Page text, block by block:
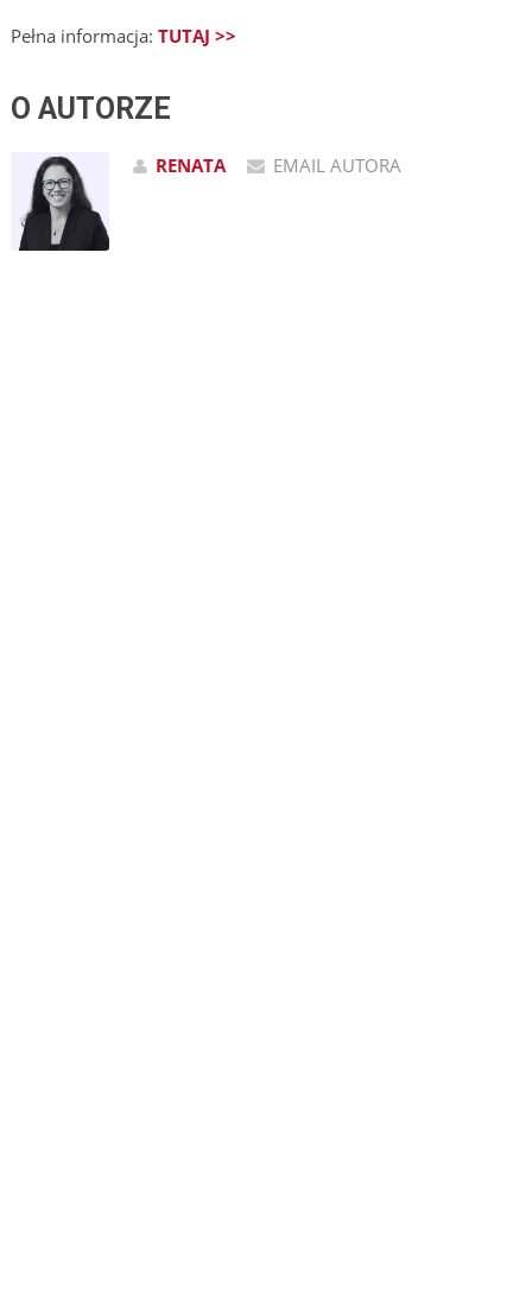
Pełna informacja: TUTAJ >>
O AUTORZE
RENATA EMAIL AUTORA